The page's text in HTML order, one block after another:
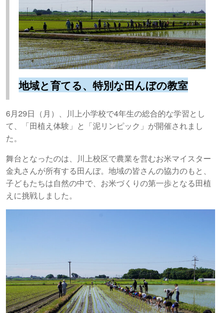
地域と育てる、特別な田んぼの教室
6月29日（月）、川上小学校で4年生の総合的な学習とし
て、「田植え体験」と「泥リンピック」が開催されまし
た。
舞台となったのは、川上校区で農業を営むお米マイスター
金丸さんが所有する田んぼ。地域の皆さんの協力のもと、
子どもたちは自然の中で、お米づくりの第一歩となる田植
えに挑戦しました。